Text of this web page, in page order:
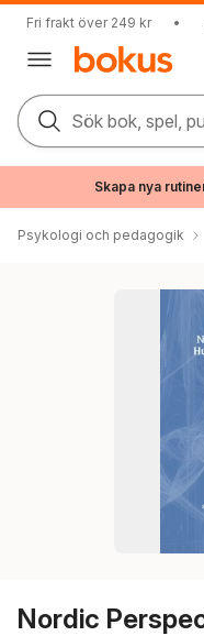
Fri frakt över 249 kr •
Sök bok, spel,
Skapa nya
Psykologi och pedagogik
Nordic